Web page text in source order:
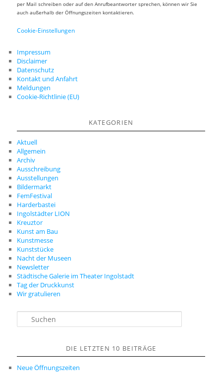
per Mail schreiben oder auf den Anrufbeantworter sprechen, können wir Sie
auch außerhalb der Öffnungszeiten kontaktieren.
Cookie-Einstellungen
Impressum
Disclaimer
Datenschutz
Kontakt und Anfahrt
Meldungen
Cookie-Richtlinie (EU)
KATEGORIEN
Aktuell
Allgemein
Archiv
Ausschreibung
Ausstellungen
Bildermarkt
FemFestival
Harderbastei
Ingolstädter LION
Kreuztor
Kunst am Bau
Kunstmesse
Kunststücke
Nacht der Museen
Newsletter
Städtische Galerie im Theater Ingolstadt
Tag der Druckkunst
Wir gratulieren
n
DIE LETZTEN 10 BEITRÄGE
Neue Öffnungszeiten